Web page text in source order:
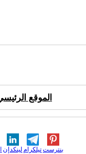
الموقع
لينكدإن تيلكرامبنترست